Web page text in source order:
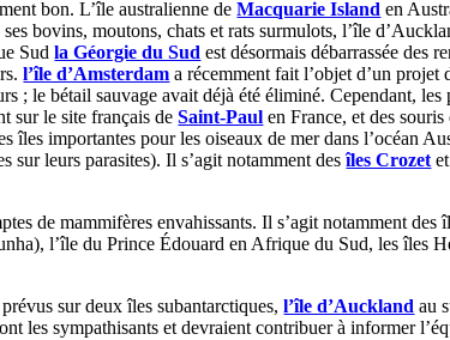
bon. L’île australienne deMacquarie Island en
ses bovins, moutons, chats et rats surmulots, l’île
Sudla Géorgie du Sud est désormais débarrassée des
l’île d’Amsterdam a récemment fait l’objet d’un projet
; le bétail sauvage avait déjà été éliminé. Cependant,
sur le site français deSaint-Paul en France, et des
îles importantes pour les oiseaux de mer dans l’océan
sur leurs parasites). Il s’agit notamment desîles Crozet
de mammifères envahissants. Il s’agit notamment
l’île du Prince Édouard en Afrique du Sud, les îles
sur deux îles subantarctiques,l’île d’Auckland au
les sympathisants et devraient contribuer à informer